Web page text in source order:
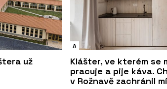
už
A
Klášter, ve kterém se
pracuje a pije káva.
v Rožnavě zachránil